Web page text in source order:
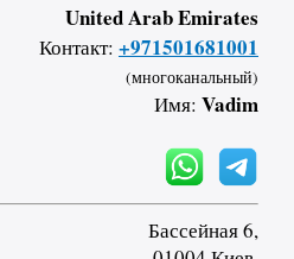
United Arab Emirates
Контакт: +971501681001
(многоканальный)
Имя: Vadim
Бассейная 6,